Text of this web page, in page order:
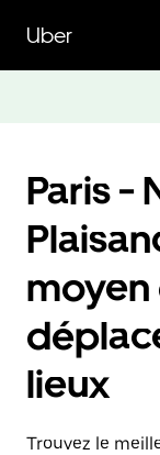
contenu
principal
Uber
Paris -
moyen
lieux
Trouvez le